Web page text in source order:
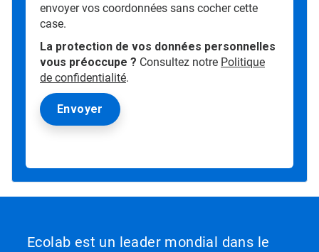
envoyer vos coordonnées sans cocher cette
case.
La protection de vos données personnelles
vous préoccupe ? Consultez notre Politique
de confidentialité.
Ecolab est un leader mondial dans le